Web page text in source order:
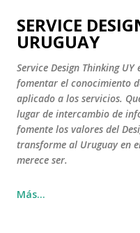
Ir al
SERVICE
URUGUAY
Service Design Thinking
fomentar el conocimiento
aplicado a los servicios.
lugar de intercambio de
fomente los valores del
transforme al Uruguay en
merece ser.
Más…